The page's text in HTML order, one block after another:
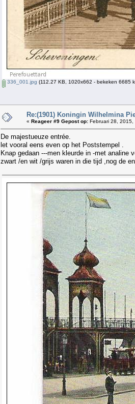
336_001.jpg (112.27 KB, 1020x662 - bekeken 6685
Re:(1901) Koningin Wilhelmina
« Reageer #9 Gepost op: Februari 28,
De majestueuze entrée.
let vooral eens even op het Poststempel .
Knap gedaan ---men kleurde in -met analine
zwart /en wit /grijs waren in die tijd ,nog de